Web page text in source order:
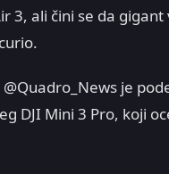
3, ali čini se da
je
DJI Mini 3 Pro, koji